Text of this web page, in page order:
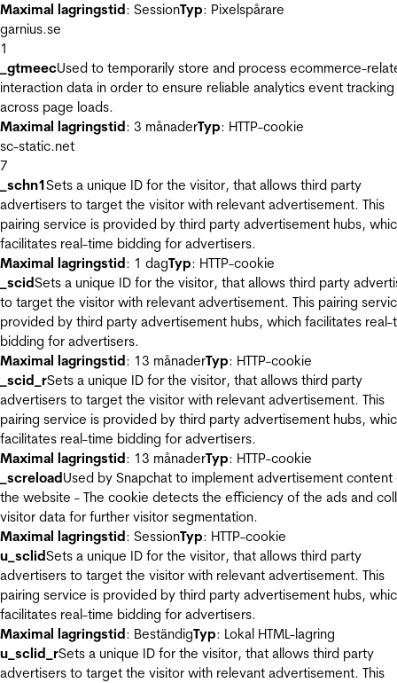
Maximal lagringstid: SessionTyp: Pixelspårare
garnius.se
1
_gtmeecUsed to temporarily store and process ecommerce-
interaction data in order to ensure reliable analytics event tracking
across page loads.
Maximal lagringstid: 3 månaderTyp: HTTP-cookie
sc-static.net
7
_schn1Sets a unique ID for the visitor, that allows third party
advertisers to target the visitor with relevant advertisement. This
pairing service is provided by third party advertisement hubs,
facilitates real-time bidding for advertisers.
Maximal lagringstid: 1 dagTyp: HTTP-cookie
_scidSets a unique ID for the visitor, that allows third party
to target the visitor with relevant advertisement. This pairing
provided by third party advertisement hubs, which facilitates real-
bidding for advertisers.
Maximal lagringstid: 13 månaderTyp: HTTP-cookie
_scid_rSets a unique ID for the visitor, that allows third party
advertisers to target the visitor with relevant advertisement. This
pairing service is provided by third party advertisement hubs,
facilitates real-time bidding for advertisers.
Maximal lagringstid: 13 månaderTyp: HTTP-cookie
_screloadUsed by Snapchat to implement advertisement content
the website - The cookie detects the efficiency of the ads and
visitor data for further visitor segmentation.
Maximal lagringstid: SessionTyp: HTTP-cookie
u_sclidSets a unique ID for the visitor, that allows third party
advertisers to target the visitor with relevant advertisement. This
pairing service is provided by third party advertisement hubs,
facilitates real-time bidding for advertisers.
Maximal lagringstid: BeständigTyp: Lokal HTML-lagring
u_sclid_rSets a unique ID for the visitor, that allows third party
advertisers to target the visitor with relevant advertisement. This